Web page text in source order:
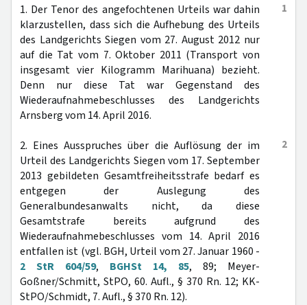
1
1. Der Tenor des angefochtenen Urteils war dahin
klarzustellen, dass sich die Aufhebung des Urteils
des Landgerichts Siegen vom 27. August 2012 nur
auf die Tat vom 7. Oktober 2011 (Transport von
insgesamt vier Kilogramm Marihuana) bezieht.
Denn nur diese Tat war Gegenstand des
Wiederaufnahmebeschlusses des Landgerichts
Arnsberg vom 14. April 2016.
2
2. Eines Ausspruches über die Auflösung der im
Urteil des Landgerichts Siegen vom 17. September
2013 gebildeten Gesamtfreiheitsstrafe bedarf es
entgegen der Auslegung des
Generalbundesanwalts nicht, da diese
Gesamtstrafe bereits aufgrund des
Wiederaufnahmebeschlusses vom 14. April 2016
entfallen ist (vgl. BGH, Urteil vom 27. Januar 1960 -
2 StR 604/59, BGHSt 14, 85, 89; Meyer-
Goßner/Schmitt, StPO, 60. Aufl., § 370 Rn. 12; KK-
StPO/Schmidt, 7. Aufl., § 370 Rn. 12).